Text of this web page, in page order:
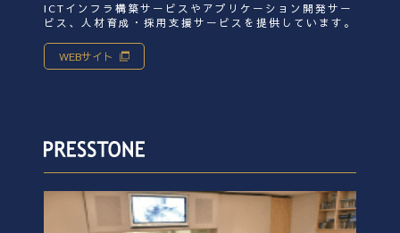
ICTインフラ構築サービスやアプリケーション開発サー
ビス、人材育成・採用支援サービスを提供しています。
WEBサイト